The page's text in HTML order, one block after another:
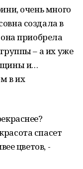
очень много
создала в
приобрела
– а их уже
и…
в их
спасет
цветов, -